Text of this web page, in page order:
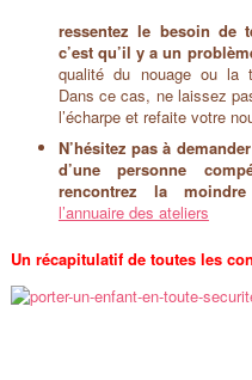
ressentez le besoin de
c’est qu’il y a un
qualité du nouage ou la
Dans ce cas, ne laissez
l’écharpe et refaite votre
N’hésitez pas à
d’une personne
rencontrez la
l’annuaire des ateliers
Un récapitulatif de toutes les